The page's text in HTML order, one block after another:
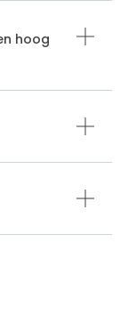
hoog